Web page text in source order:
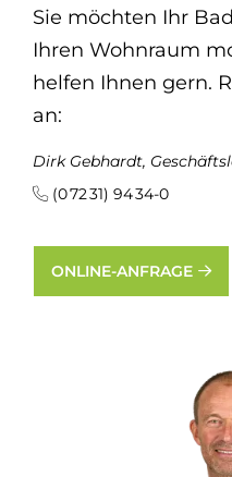
Sie möchten Ihr
Ihren Wohnraum
helfen Ihnen gern.
an:
Dirk Gebhardt,
(0 72 31) 94 34-0
ONLINE-ANFRAGE